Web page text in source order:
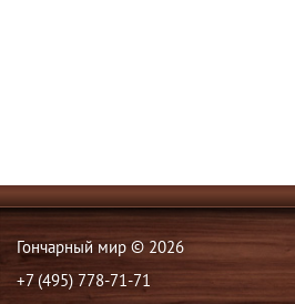
Гончарный мир © 2026
+7 (495) 778-71-71